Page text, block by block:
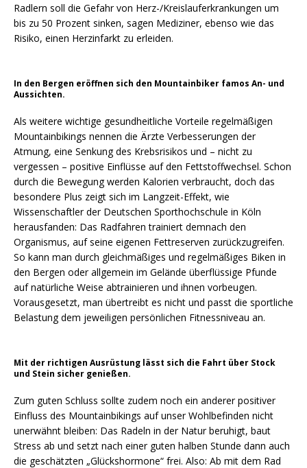
Radlern soll die Gefahr von Herz-/Kreislauferkrankungen um
bis zu 50 Prozent sinken, sagen Mediziner, ebenso wie das
Risiko, einen Herzinfarkt zu erleiden.
In den Bergen eröffnen sich den Mountainbiker famos An- und
Aussichten.
Als weitere wichtige gesundheitliche Vorteile regelmäßigen
Mountainbikings nennen die Ärzte Verbesserungen der
Atmung, eine Senkung des Krebsrisikos und – nicht zu
vergessen – positive Einflüsse auf den Fettstoffwechsel. Schon
durch die Bewegung werden Kalorien verbraucht, doch das
besondere Plus zeigt sich im Langzeit-Effekt, wie
Wissenschaftler der Deutschen Sporthochschule in Köln
herausfanden: Das Radfahren trainiert demnach den
Organismus, auf seine eigenen Fettreserven zurückzugreifen.
So kann man durch gleichmäßiges und regelmäßiges Biken in
den Bergen oder allgemein im Gelände überflüssige Pfunde
auf natürliche Weise abtrainieren und ihnen vorbeugen.
Vorausgesetzt, man übertreibt es nicht und passt die sportliche
Belastung dem jeweiligen persönlichen Fitnessniveau an.
Mit der richtigen Ausrüstung lässt sich die Fahrt über Stock
und Stein sicher genießen.
Zum guten Schluss sollte zudem noch ein anderer positiver
Einfluss des Mountainbikings auf unser Wohlbefinden nicht
unerwähnt bleiben: Das Radeln in der Natur beruhigt, baut
Stress ab und setzt nach einer guten halben Stunde dann auch
die geschätzten „Glückshormone“ frei. Also: Ab mit dem Rad